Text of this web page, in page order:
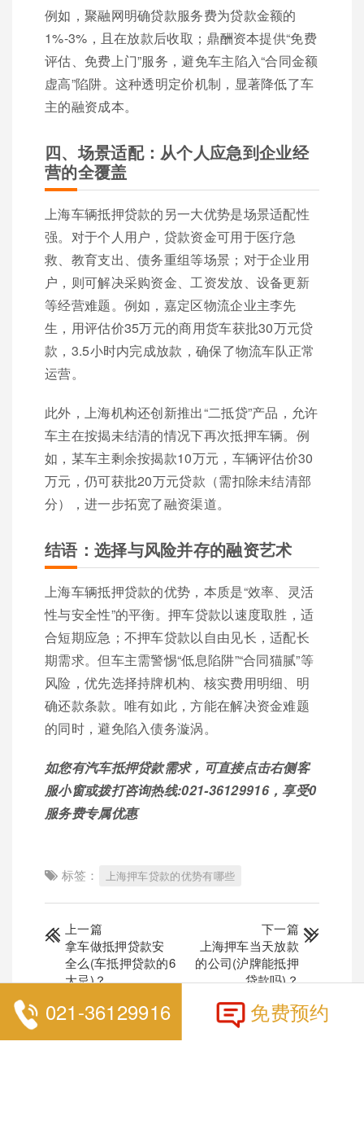
例如，聚融网明确贷款服务费为贷款金额的
1%-3%，且在放款后收取；鼎酬资本提供“免费
评估、免费上门”服务，避免车主陷入“合同金额
虚高”陷阱。这种透明定价机制，显著降低了车
主的融资成本。
四、场景适配：从个人应急到企业经
营的全覆盖
上海车辆抵押贷款的另一大优势是场景适配性
强。对于个人用户，贷款资金可用于医疗急
救、教育支出、债务重组等场景；对于企业用
户，则可解决采购资金、工资发放、设备更新
等经营难题。例如，嘉定区物流企业主李先
生，用评估价35万元的商用货车获批30万元贷
款，3.5小时内完成放款，确保了物流车队正常
运营。
此外，上海机构还创新推出“二抵贷”产品，允许
车主在按揭未结清的情况下再次抵押车辆。例
如，某车主剩余按揭款10万元，车辆评估价30
万元，仍可获批20万元贷款（需扣除未结清部
分），进一步拓宽了融资渠道。
结语：选择与风险并存的融资艺术
上海车辆抵押贷款的优势，本质是“效率、灵活
性与安全性”的平衡。押车贷款以速度取胜，适
合短期应急；不押车贷款以自由见长，适配长
期需求。但车主需警惕“低息陷阱”“合同猫腻”等
风险，优先选择持牌机构、核实费用明细、明
确还款条款。唯有如此，方能在解决资金难题
的同时，避免陷入债务漩涡。
如您有汽车抵押贷款需求，可直接点击右侧客
服小窗或拨打咨询热线:021-36129916，享受0
服务费专属优惠
标签： 上海押车贷款的优势有哪些
上一篇
拿车做抵押贷款安
全么(车抵押贷款的6
大忌)？
下一篇
上海押车当天放款
的公司(沪牌能抵押
贷款吗)？
021-36129916 免费预约